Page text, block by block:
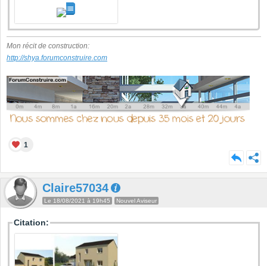
Mon récit de construction:
http://shya.forumconstruire.com
1
Claire57034
Le 18/08/2021 à 19h45 Nouvel Aviseur
Citation: